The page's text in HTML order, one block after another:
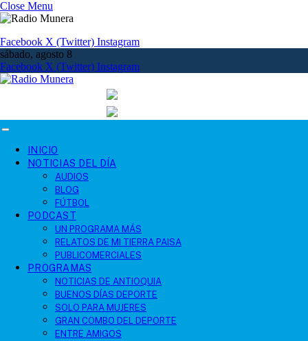
Close Menu
Facebook X (Twitter) Instagram
sábado, agosto 8
Facebook X (Twitter) Instagram
INICIO
NOTICIAS DEL DÍA
AUDIOS
BLOG
FÚTBOL
PODCAST
UN PROGRAMA MÁS
RELATOS DE MI TIERRA PAISA
PUBLICOMERCIALES
PROGRAMAS
NOTICIAS DE ANTIOQUIA
BUENOS DÍAS DEPORTE
SOLO PARA MUJERES
GRAN COMBO DEL DEPORTE
ENTRE AMIGOS